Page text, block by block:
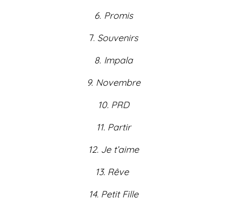
6. Promis
7. Souvenirs
8. Impala
9. Novembre
10. PRD
11. Partir
12. Je t’aime
13. Rêve
14. Petit Fille